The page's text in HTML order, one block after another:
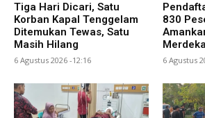
Tiga Hari Dicari, Satu
Korban Kapal Tenggelam
Ditemukan Tewas, Satu
Masih Hilang
6 Agustus 2026 -12:16
830
Merdeka
6 Agustus